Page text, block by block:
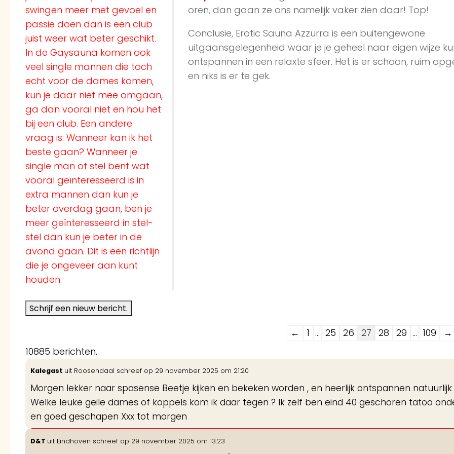
swingen meer met gevoel en
passie doen dan is een club
juist weer wat beter geschikt.
In de Gaysauna komen ook
veel single mannen die toch
echt voor de dames komen,
kun je daar niet mee omgaan,
ga dan vooral niet en hou het
bij een club. Een andere
vraag is: Wanneer kan ik het
beste gaan? Wanneer je
single man of stel bent wat
vooral geïnteresseerd is in
extra mannen dan kun je
beter overdag gaan, ben je
meer geïnteresseerd in stel-
stel dan kun je beter in de
avond gaan. Dit is een richtlijn
die je ongeveer aan kunt
houden.
oren, dan gaan ze ons namelijk vaker zien daar! Top!
Conclusie, Erotic Sauna Azzurra is een buitengewone
uitgaansgelegenheid waar je je geheel naar eigen wijze
ontspannen in een relaxte sfeer. Het is er schoon, ruim
en niks is er te gek.
Navigatie
de
lijst
← 1 ... 25 26 27 28 29 ... 109 →
10885 berichten.
Kalegast uit Roosendaal schreef op 29 november 2025 om 21:20
Morgen lekker naar spasense Beetje kijken en bekeken worden , en heerlijk ontspannen natuurlijk
Welke leuke geile dames of koppels kom ik daar tegen ? Ik zelf ben eind 40 geschoren tatoo
en goed geschapen Xxx tot morgen
D&T uit Eindhoven schreef op 29 november 2025 om 13:23